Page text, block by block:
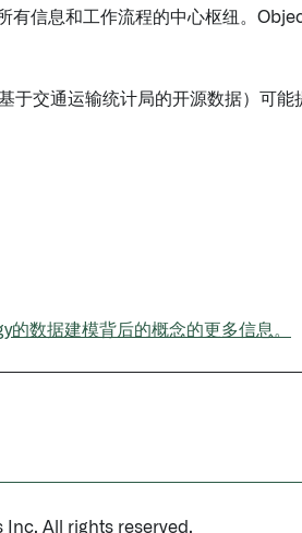
有信息和工作流程的中心枢纽。
于交通运输统计局的开源数据）可能
数据建模背后的概念的更多信息。
All rights reserved.